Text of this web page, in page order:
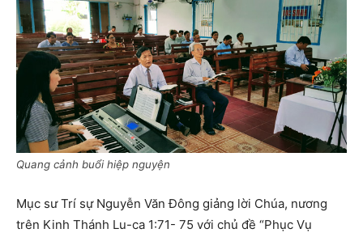
Quang cảnh buổi hiệp nguyện
Mục sư Trí sự Nguyễn Văn Đông giảng lời Chúa, nương
trên Kinh Thánh Lu-ca 1:71- 75 với chủ đề “Phục Vụ